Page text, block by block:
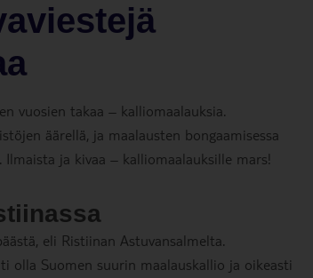
vuosien takaa – kalliomaalauksia.
äärellä, ja maalausten bongaamisessa
ja kivaa – kalliomaalauksille mars!
eli Ristiinan Astuvansalmelta.
olla Suomen suurin maalauskallio ja oikeasti